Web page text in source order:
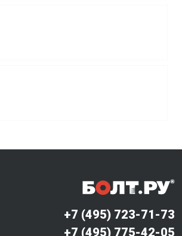
+7 (495) 723-71-73
+7 (495) 775-42-05